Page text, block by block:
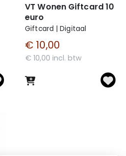
VT Wonen Giftcard 10
euro
Giftcard | Digitaal
€ 10,00
€ 10,00 incl. btw